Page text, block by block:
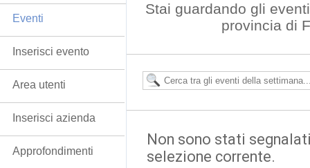
Stai guardando gli
provincia di
Non sono stati
selezione corrente.
Eventi
Inserisci evento
Area utenti
Inserisci azienda
Approfondimenti